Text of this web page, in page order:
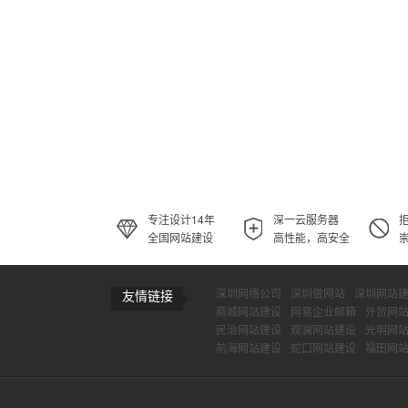
专注设计14年
全国网站建设
深一云服务器
高性能，高安全
友情链接 深圳网络公司 深圳做网站 深圳网站
商城网站建设
网易企业邮箱 外贸网
民治网站建设
观澜网站建设 光明网
前海网站建设
蛇口网站建设 福田网